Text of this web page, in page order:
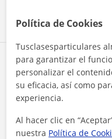
Zona de
Localidades a las que
Oviedo
Política de Cookies
Tusclasesparticulares
para garantizar el
personalizar el
su eficacia, así como
experiencia.
Al hacer clic en
nuestra Política de